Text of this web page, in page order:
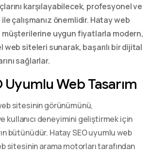
karşılayabilecek, profesyonel ve
çalışmanız önemlidir. Hatay web
müşterilerine uygun fiyatlarla modern,
siteleri sunarak, başarılı bir dijital
sağlarlar.
Uyumlu Web Tasarım
sitesinin görünümünü,
kullanıcı deneyimini geliştirmek için
bütünüdür. Hatay SEO uyumlu web
sitesinin arama motorları tarafından